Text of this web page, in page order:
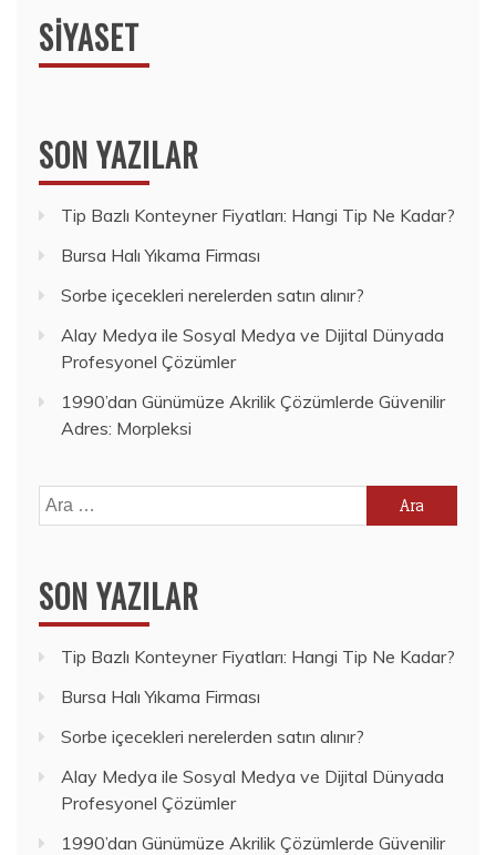
SIYASET
SON YAZILAR
Tip Bazlı Konteyner Fiyatları: Hangi Tip Ne Kadar?
Bursa Halı Yıkama Firması
Sorbe içecekleri nerelerden satın alınır?
Alay Medya ile Sosyal Medya ve Dijital Dünyada
Profesyonel Çözümler
1990’dan Günümüze Akrilik Çözümlerde Güvenilir
Adres: Morpleksi
Arama:
SON YAZILAR
Tip Bazlı Konteyner Fiyatları: Hangi Tip Ne Kadar?
Bursa Halı Yıkama Firması
Sorbe içecekleri nerelerden satın alınır?
Alay Medya ile Sosyal Medya ve Dijital Dünyada
Profesyonel Çözümler
1990’dan Günümüze Akrilik Çözümlerde Güvenilir